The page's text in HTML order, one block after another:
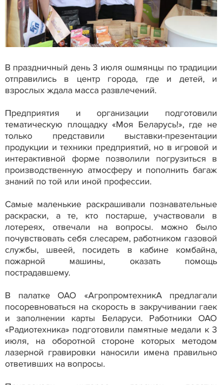
В праздничный день 3 июля ошмянцы по традиции
отправились в центр города, где и детей, и
взрослых ждала масса развлечений.
Предприятия и организации подготовили
тематическую площадку «Моя Беларусь!», где не
только представили выставки-презентации
продукции и техники предприятий, но в игровой и
интерактивной форме позволили погрузиться в
производственную атмосферу и пополнить багаж
знаний по той или иной профессии.
Самые маленькие раскрашивали познавательные
раскраски, а те, кто постарше, участвовали в
лотереях, отвечали на вопросы. можно было
почувствовать себя слесарем, работником газовой
службы, швеей, посидеть в кабине комбайна,
пожарной машины, оказать помощь
пострадавшему.
В палатке ОАО «АгропромтехникА предлагали
посоревноваться на скорость в закручивании гаек
и заполнении карты Беларуси. Работники ОАО
«Радиотехника» подготовили памятные медали к 3
июля, на оборотной стороне которых методом
лазерной гравировки наносили имена правильно
ответивших на вопросы.